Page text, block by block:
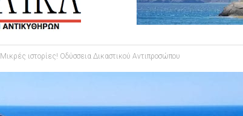
Μικρές ιστορίες! Οδύσσεια Δικαστικού Αντιπροσώπου